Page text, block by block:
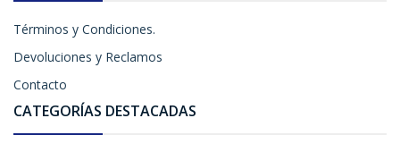
Términos y Condiciones.
Devoluciones y Reclamos
Contacto
CATEGORÍAS DESTACADAS